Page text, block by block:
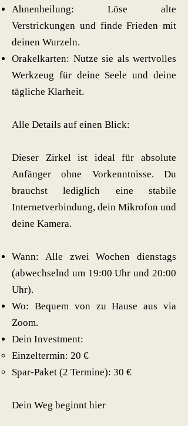
Ahnenheilung: Löse alte
Verstrickungen und finde Frieden mit
deinen Wurzeln.
Orakelkarten: Nutze sie als wertvolles
Werkzeug für deine Seele und deine
tägliche Klarheit.
Alle Details auf einen Blick:
Dieser Zirkel ist ideal für absolute
Anfänger ohne Vorkenntnisse. Du
brauchst lediglich eine stabile
Internetverbindung, dein Mikrofon und
deine Kamera.
Wann: Alle zwei Wochen dienstags
(abwechselnd um 19:00 Uhr und 20:00
Uhr).
Wo: Bequem von zu Hause aus via
Zoom.
Dein Investment:
Einzeltermin: 20 €
Spar-Paket (2 Termine): 30 €​
Dein Weg beginnt hier